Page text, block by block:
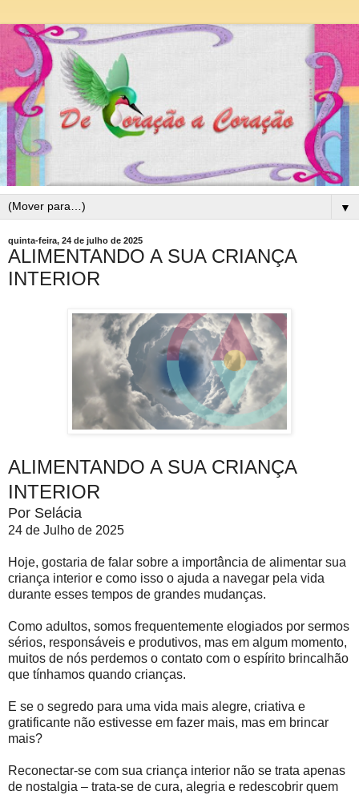
▼
quinta-feira, 24 de julho de 2025
ALIMENTANDO A SUA CRIANÇA
INTERIOR
ALIMENTANDO A SUA CRIANÇA
INTERIOR
Por Selácia
24 de Julho de 2025
Hoje, gostaria de falar sobre a importância de alimentar sua
criança interior e como isso o ajuda a navegar pela vida
durante esses tempos de grandes mudanças.
Como adultos, somos frequentemente elogiados por sermos
sérios, responsáveis e produtivos, mas em algum momento,
muitos de nós perdemos o contato com o espírito brincalhão
que tínhamos quando crianças.
E se o segredo para uma vida mais alegre, criativa e
gratificante não estivesse em fazer mais, mas em brincar
mais?
Reconectar-se com sua criança interior não se trata apenas
de nostalgia – trata-se de cura, alegria e redescobrir quem